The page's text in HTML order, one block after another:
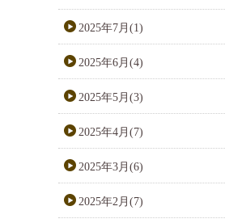
2025年7月(1)
2025年6月(4)
2025年5月(3)
2025年4月(7)
2025年3月(6)
2025年2月(7)